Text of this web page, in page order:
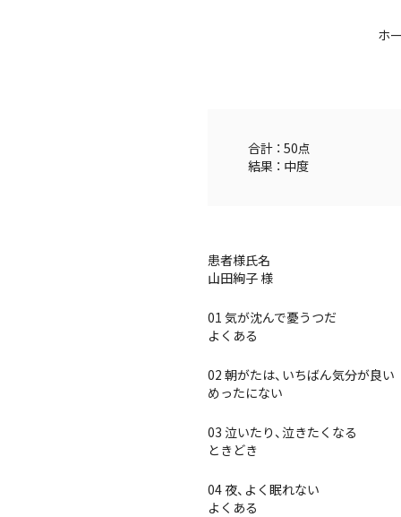
ホ
合計 ： 50点
結果 ： 中度
患者様氏名
山田絢子 様
01 気が沈んで憂うつだ
よくある
02 朝がたは、いちばん気分が良い
めったにない
03 泣いたり、泣きたくなる
ときどき
04 夜、よく眠れない
よくある